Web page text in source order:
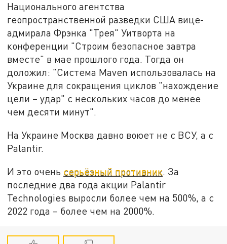
Национального агентства
геопространственной разведки США вице-
адмирала Фрэнка "Трея" Уитворта на
конференции "Строим безопасное завтра
вместе" в мае прошлого года. Тогда он
доложил: "Система Maven использовалась на
Украине для сокращения циклов "нахождение
цели – удар" c нескольких часов до менее
чем десяти минут".
На Украине Москва давно воюет не с ВСУ, а с
Palantir.
И это очень серьёзный противник. За
последние два года акции Palantir
Technologies выросли более чем на 500%, а с
2022 года – более чем на 2000%.